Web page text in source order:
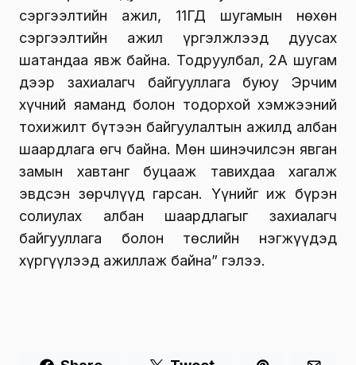
сэргээлтийн ажил, 11ГД шугамын нөхөн
сэргээлтийн ажил үргэлжлээд дуусах
шатандаа явж байна. Тодруулбал, 2А шугам
дээр захиалагч байгууллага буюу Эрчим
хүчний яаманд болон тодорхой хэмжээний
тохижилт бүтээн байгуулалтын ажилд албан
шаардлага өгч байна. Мөн шинэчилсэн явган
замын хавтанг буцааж тавихдаа хагалж
эвдсэн зөрчлүүд гарсан. Үүнийг иж бүрэн
солиулах албан шаардлагыг захиалагч
байгууллага болон төслийн нэгжүүдэд
хүргүүлээд ажиллаж байна” гэлээ.